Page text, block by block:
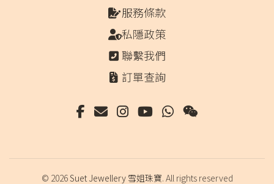
服務條款
私隱政策
聯繫我們
訂單查詢
© 2026Suet Jewellery 雪姐珠寶. All rights reserved